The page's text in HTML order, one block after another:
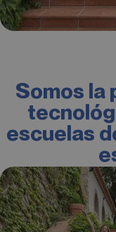
Somos la
escuelas